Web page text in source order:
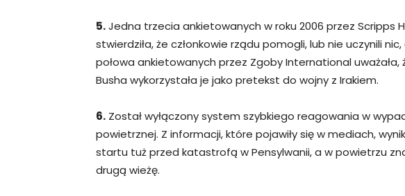
5.Jedna trzecia ankietowanych w roku 2006 przez Scripps
stwierdziła, że członkowie rządu pomogli, lub nie uczynili
połowa ankietowanych przez Zgoby International
Busha wykorzystała je jako pretekst do wojny z Irakiem.
6. Został wyłączony system szybkiego reagowania w
powietrznej. Z informacji, które pojawiły się w mediach,
startu tuż przed katastrofą w Pensylwanii, a w powietrzu
drugą wieżę.